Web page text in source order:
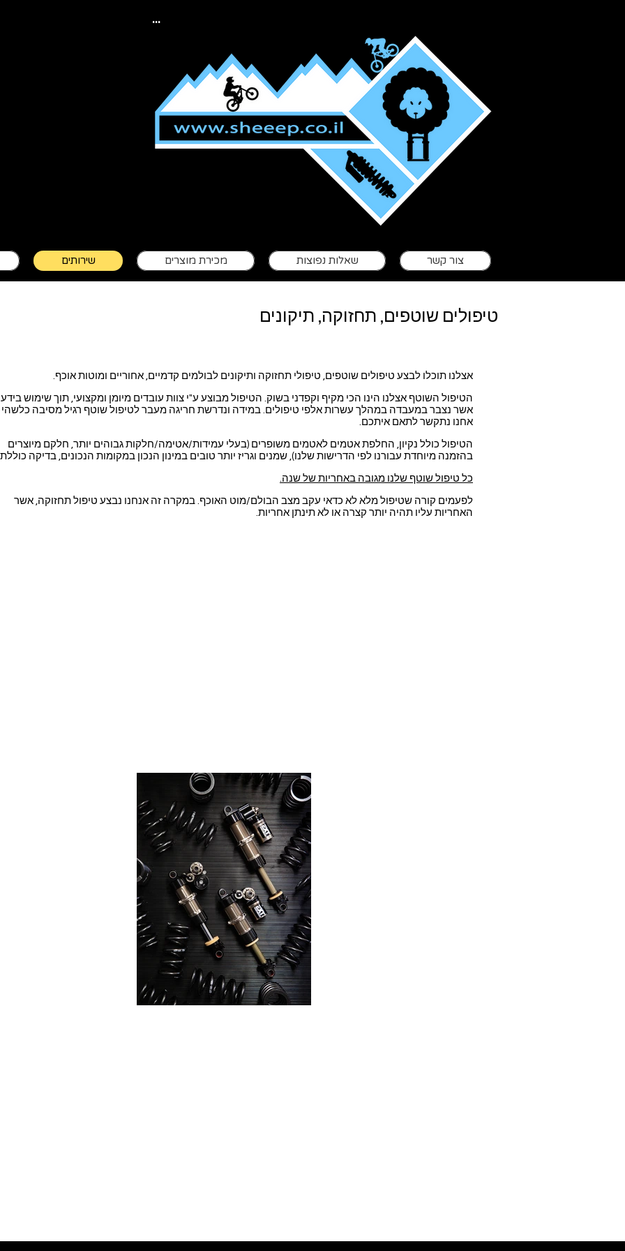
...
שירותים מכירת מוצרים שאלות נפוצות צור קשר
טיפולים שוטפים, תחזוקה, תיקונים
אצלנו תוכלו לבצע טיפולים שוטפים, טיפולי תחזוקה ותיקונים לבולמים קדמיים, אחוריים ומוטות אוכף.
הטיפול השוטף אצלנו הינו הכי מקיף וקפדני בשוק. הטיפול מבוצע ע"י צוות עובדים מיומן ומקצועי, תוך שימוש
אשר נצבר במעבדה במהלך עשרות אלפי טיפולים. במידה ונדרשת חריגה מעבר לטיפול שוטף רגיל מסיבה כלשהי
אחנו נתקשר לתאם איתכם.
הטיפול כולל נקיון, החלפת אטמים לאטמים משופרים (בעלי עמידות/אטימה/חלקות גבוהים יותר, חלקם מיוצרים
בהזמנה מיוחדת עבורנו לפי הדרישות שלנו), שמנים וגריז יותר טובים במינון הנכון במקומות הנכונים, בדיקה
כל טיפול שוטף שלנו מגובה באחריות של שנה.
לפעמים קורה שטיפול מלא לא כדאי עקב מצב הבולם/מוט האוכף. במקרה זה אנחנו נבצע טיפול תחזוקה, אשר
האחריות עליו תהיה יותר קצרה או לא תינתן אחריות.